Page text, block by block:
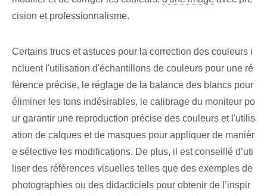
cision et professionnalisme.
Certains trucs et astuces pour la correction des couleurs i
ncluent l'utilisation d'échantillons de couleurs pour une ré
férence précise, le réglage de la balance des blancs pour
éliminer les tons indésirables, le calibrage du moniteur po
ur garantir une reproduction précise des couleurs et l'utilis
ation de calques et de masques pour appliquer de manièr
e sélective les modifications. De plus, il est conseillé d’uti
liser des références visuelles telles que des exemples de
photographies ou des didacticiels pour obtenir de l’inspir